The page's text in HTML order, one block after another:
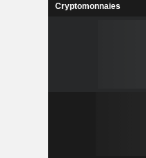
Cryptomonnaies